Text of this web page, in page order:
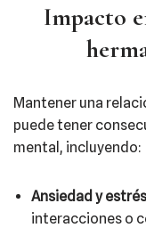
Impacto
Mantener una
puede tener
mental, incluyendo:​
Ansiedad y estrés
interacciones o